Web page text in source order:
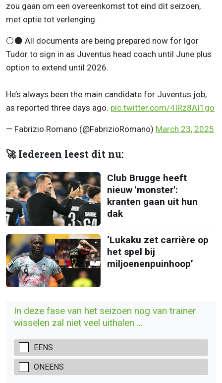
zou gaan om een overeenkomst tot eind dit seizoen,
met optie tot verlenging.
⚪️⚫️ All documents are being prepared now for Igor
Tudor to sign in as Juventus head coach until June plus
option to extend until 2026.
He’s always been the main candidate for Juventus job,
as reported three days ago. pic.twitter.com/4IRz8AI1go
— Fabrizio Romano (@FabrizioRomano) March 23, 2025
🚀 Iedereen leest dit nu:
Club Brugge heeft
nieuw 'monster':
kranten gaan uit hun
dak
‘Lukaku zet carrière op
het spel bij
miljoenenpuinhoop’
In deze fase van het seizoen nog van trainer
wisselen zal niet veel uithalen ...
EENS
ONEENS